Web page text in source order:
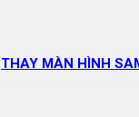
THAY MÀN HÌNH